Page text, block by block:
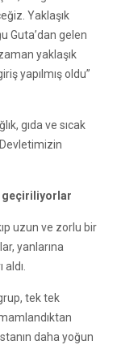
Yaklaşık
Guta’dan gelen
yaklaşık
yapılmış oldu”
gıda ve sıcak
geçiriliyorlar
uzun ve zorlu bir
yanlarına
tek tek
daha yoğun